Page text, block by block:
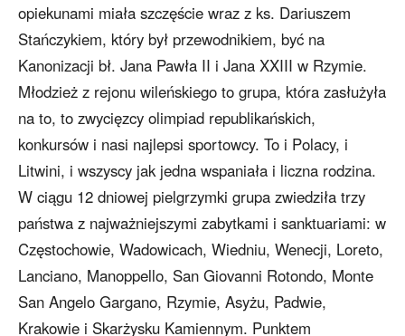
opiekunami miała szczęście wraz z ks. Dariuszem
Stańczykiem, który był przewodnikiem, być na
Kanonizacji bł. Jana Pawła II i Jana XXIII w Rzymie.
Młodzież z rejonu wileńskiego to grupa, która zasłużyła
na to, to zwycięzcy olimpiad republikańskich,
konkursów i nasi najlepsi sportowcy. To i Polacy, i
Litwini, i wszyscy jak jedna wspaniała i liczna rodzina.
W ciągu 12 dniowej pielgrzymki grupa zwiedziła trzy
państwa z najważniejszymi zabytkami i sanktuariami: w
Częstochowie, Wadowicach, Wiedniu, Wenecji, Loreto,
Lanciano, Manoppello, San Giovanni Rotondo, Monte
San Angelo Gargano, Rzymie, Asyżu, Padwie,
Krakowie i Skarżysku Kamiennym. Punktem